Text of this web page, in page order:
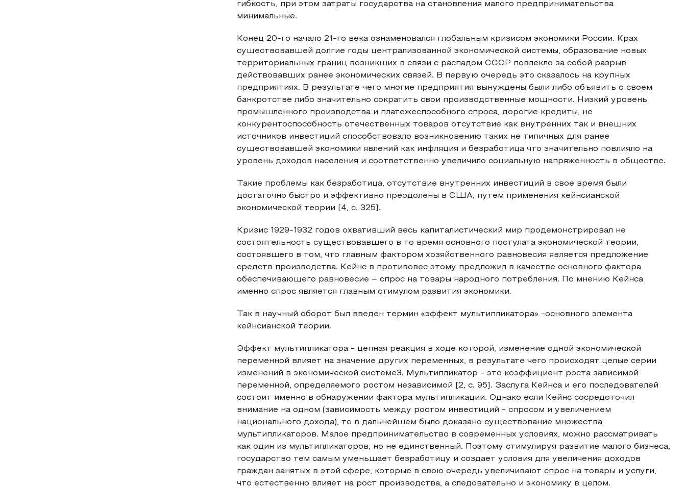
гибкость, при этом затраты государства на становления малого предпринимательства
минимальные.
Конец 20-го начало 21-го века ознаменовался глобальным кризисом экономики России. Крах
существовавшей долгие годы централизованной экономической системы, образование новых
территориальных границ возникших в связи с распадом СССР повлекло за собой разрыв
действовавших ранее экономических связей. В первую очередь это сказалось на крупных
предприятиях. В результате чего многие предприятия вынуждены были либо объявить о своем
банкротстве либо значительно сократить свои производственные мощности. Низкий уровень
промышленного производства и платежеспособного спроса, дорогие кредиты, не
конкурентоспособность отечественных товаров отсутствие как внутренних так и внешних
источников инвестиций способствовало возникновению таких не типичных для ранее
существовавшей экономики явлений как инфляция и безработица что значительно повлияло на
уровень доходов населения и соответственно увеличило социальную напряженность в обществе.
Такие проблемы как безработица, отсутствие внутренних инвестиций в свое время были
достаточно быстро и эффективно преодолены в США, путем применения кейнсианской
экономической теории [4, c. 325].
Кризис 1929-1932 годов охвативший весь капиталистический мир продемонстрировал не
состоятельность существовавшего в то время основного постулата экономической теории,
состоявшего в том, что главным фактором хозяйственного равновесия является предложение
средств производства. Кейнс в противовес этому предложил в качестве основного фактора
обеспечивающего равновесие – спрос на товары народного потребления. По мнению Кейнса
именно спрос является главным стимулом развития экономики.
Так в научный оборот был введен термин «эффект мультипликатора» -основного элемента
кейнсианской теории.
Эффект мультипликатора - цепная реакция в ходе которой, изменение одной экономической
переменной влияет на значение других переменных, в результате чего происходят целые серии
изменений в экономической системе3. Мультипликатор - это коэффициент роста зависимой
переменной, определяемого ростом независимой [2, c. 95]. Заслуга Кейнса и его последователей
состоит именно в обнаружении фактора мультипликации. Однако если Кейнс сосредоточил
внимание на одном (зависимость между ростом инвестиций - спросом и увеличением
национального дохода), то в дальнейшем было доказано существование множества
мультипликаторов. Малое предпринимательство в современных условиях, можно рассматривать
как один из мультипликаторов, но не единственный. Поэтому стимулируя развитие малого бизнеса,
государство тем самым уменьшает безработицу и создает условия для увеличения доходов
граждан занятых в этой сфере, которые в свою очередь увеличивают спрос на товары и услуги,
что естественно влияет на рост производства, а следовательно и экономику в целом.